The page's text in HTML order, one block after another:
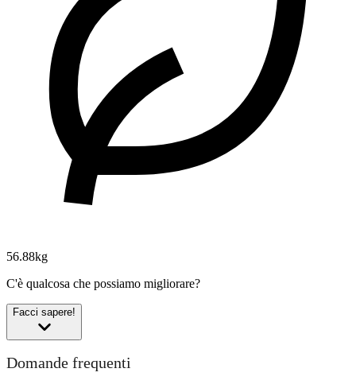
56.88kg
C'è qualcosa che possiamo migliorare?
Facci sapere!
Domande frequenti